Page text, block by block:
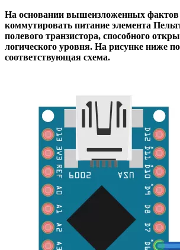
На основании вышеизложенных фактов
коммутировать питание элемента
полевого транзистора, способного
логического уровня. На рисунке ниже
соответствующая схема.